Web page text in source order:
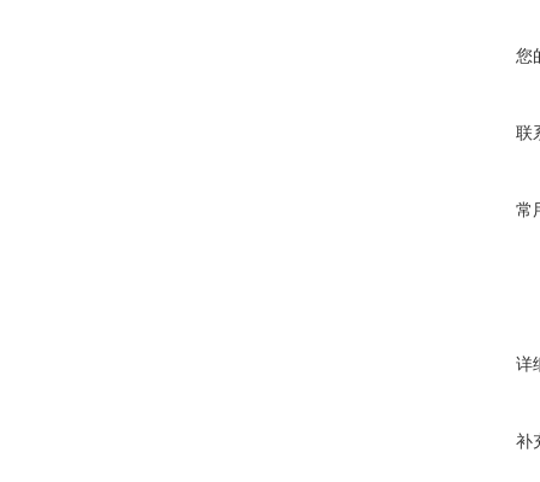
您
联
常
详
补